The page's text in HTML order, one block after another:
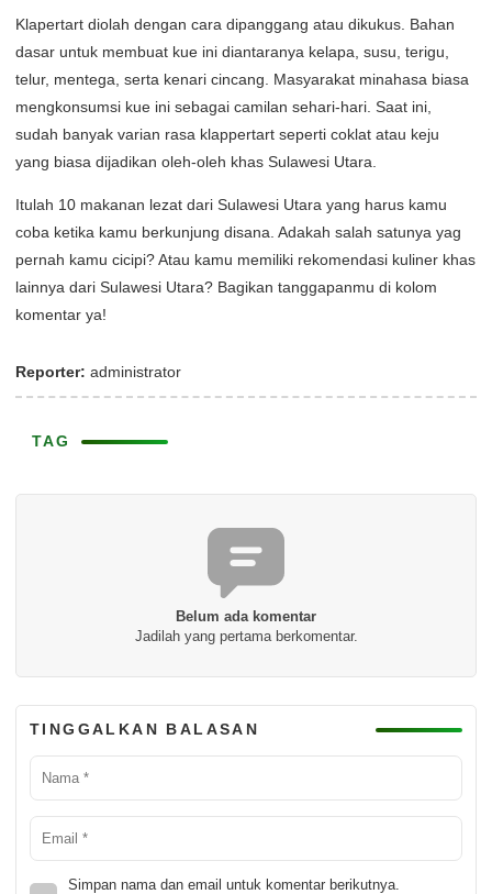
Klapertart diolah dengan cara dipanggang atau dikukus. Bahan
dasar untuk membuat kue ini diantaranya kelapa, susu, terigu,
telur, mentega, serta kenari cincang. Masyarakat minahasa biasa
mengkonsumsi kue ini sebagai camilan sehari-hari. Saat ini,
sudah banyak varian rasa klappertart seperti coklat atau keju
yang biasa dijadikan oleh-oleh khas Sulawesi Utara.
Itulah 10 makanan lezat dari Sulawesi Utara yang harus kamu
coba ketika kamu berkunjung disana. Adakah salah satunya yag
pernah kamu cicipi? Atau kamu memiliki rekomendasi kuliner khas
lainnya dari Sulawesi Utara? Bagikan tanggapanmu di kolom
komentar ya!
Reporter: administrator
TAG
Belum ada komentar
Jadilah yang pertama berkomentar.
TINGGALKAN BALASAN
Simpan nama dan email untuk komentar berikutnya.